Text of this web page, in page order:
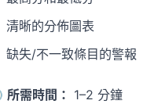
清晰的分佈圖表
缺失/不一致條目的警報
所需時間： 1–2 分鐘